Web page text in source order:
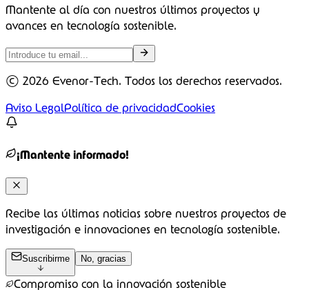
Mantente al día con nuestros últimos proyectos y
avances en tecnología sostenible.
© 2026 Evenor-Tech. Todos los derechos reservados.
Aviso LegalPolítica de privacidadCookies
¡Mantente informado!
Recibe las últimas noticias sobre nuestros proyectos de
investigación e innovaciones en tecnología sostenible.
Suscribirme No, gracias
Compromiso con la innovación sostenible